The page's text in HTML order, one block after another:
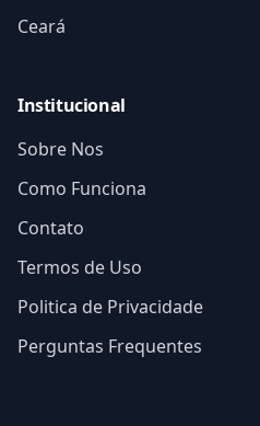
Ceará
Institucional
Sobre Nos
Como Funciona
Contato
Termos de Uso
Politica de Privacidade
Perguntas Frequentes